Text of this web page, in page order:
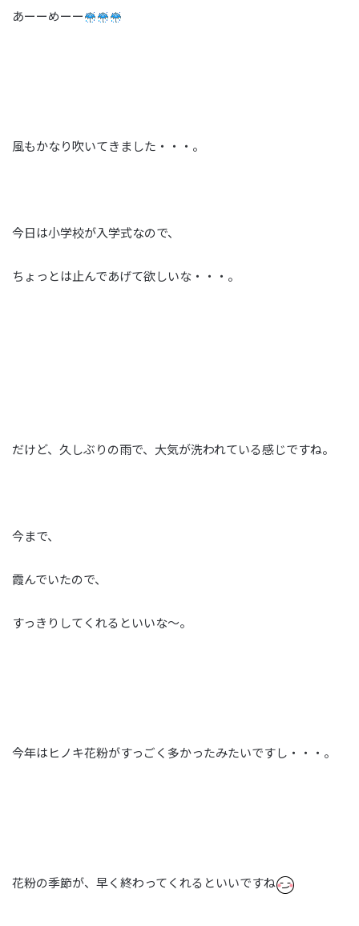
あーーめーー
風もかなり吹いてきました・・・。
今日は小学校が入学式なので、
ちょっとは止んであげて欲しいな・・・。
だけど、久しぶりの雨で、大気が洗われている感じですね。
今まで、
霞んでいたので、
すっきりしてくれるといいな～。
今年はヒノキ花粉がすっごく多かったみたいですし・・・。
花粉の季節が、早く終わってくれるといいですね